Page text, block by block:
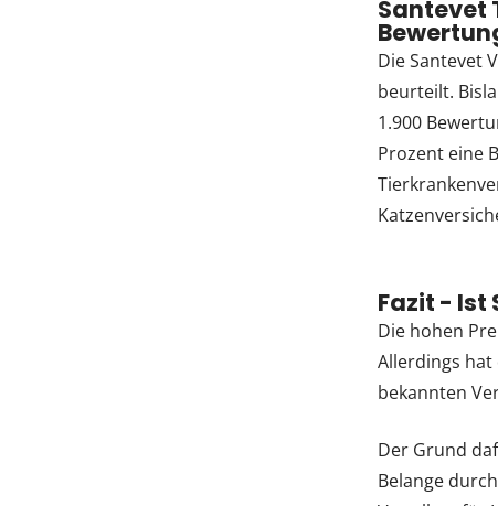
Santevet
Die Santevet
beurteilt.
1.900
Prozent eine
Fazit - Ist
Die hohen
Allerdings hat
bekannten
Der Grund
Belange